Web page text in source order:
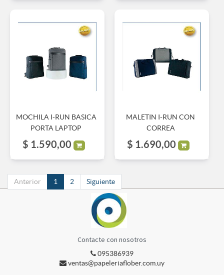
MOCHILA I-RUN BASICA
PORTA LAPTOP
$ 1.590,00
MALETIN I-RUN CON
CORREA
$ 1.690,00
Anterior 1 2 Siguiente
Contacte con nosotros
095386939
ventas@papeleriaflober.com.uy